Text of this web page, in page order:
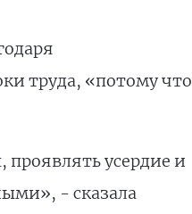
труда, «потому что
проявлять усердие и
- сказала